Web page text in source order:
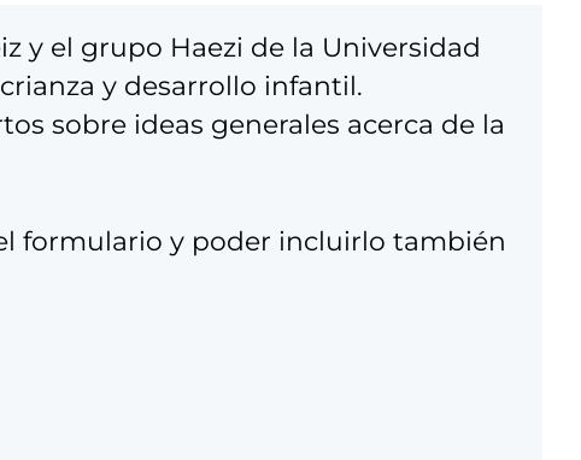
y el grupo Haezi de la Universidad
y desarrollo infantil.
sobre ideas generales acerca de la
formulario y poder incluirlo también